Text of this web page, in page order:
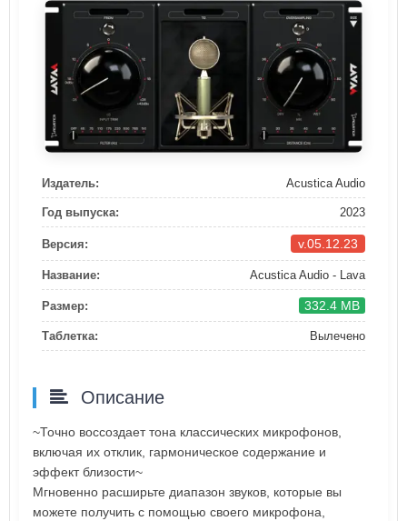
Издатель: Acustica Audio
Год выпуска: 2023
Версия: v.05.12.23
Название: Acustica Audio - Lava
Размер: 332.4 MB
Таблетка: Вылечено
Описание
~Точно воссоздает тона классических микрофонов,
включая их отклик, гармоническое содержание и
эффект близости~
Мгновенно расширьте диапазон звуков, которые вы
можете получить с помощью своего микрофона,